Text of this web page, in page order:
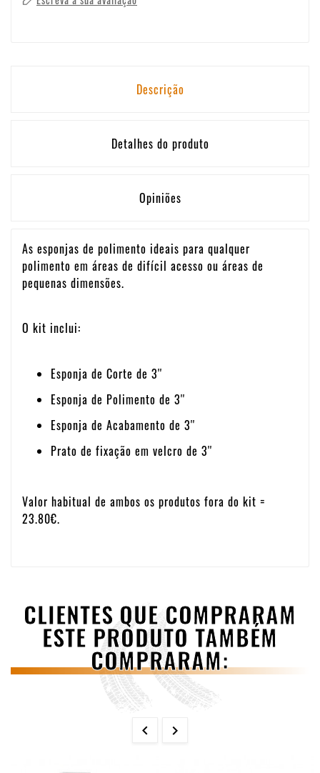
Descrição
Detalhes do produto
Opiniões
As esponjas de polimento ideais para qualquer
polimento em áreas de difícil acesso ou áreas de
pequenas dimensões.
O kit inclui:
Esponja de Corte de 3''
Esponja de Polimento de 3''
Esponja de Acabamento de 3''
Prato de fixação em velcro de 3''
Valor habitual de ambos os produtos fora do kit =
23.80€.
CLIENTES QUE COMPRARAM
ESTE PRODUTO TAMBÉM
COMPRARAM:
 